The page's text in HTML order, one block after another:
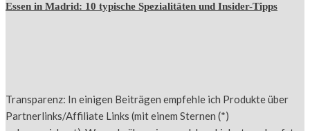
Essen in Madrid: 10 typische Spezialitäten und Insider-Tipps
Transparenz: In einigen Beiträgen empfehle ich Produkte über
Partnerlinks/Affiliate Links (mit einem Sternen (*)